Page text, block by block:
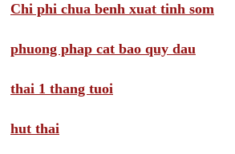
Chi phi chua benh xuat tinh som
phuong phap cat bao quy dau
thai 1 thang tuoi
hut thai